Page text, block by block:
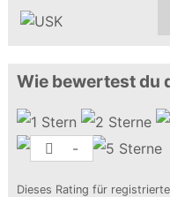
Wie bewertest du
-
Dieses Rating für